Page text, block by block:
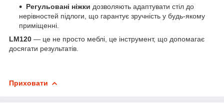
Регульовані ніжки дозволяють адаптувати стіл до
нерівностей підлоги, що гарантує зручність у будь-якому
приміщенні.
LM120 — це не просто меблі, це інструмент, що допомагає
досягати результатів.
Приховати